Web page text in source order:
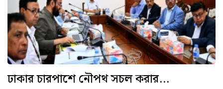
ঢাকার চারপাশে নৌপথ সচল করার...